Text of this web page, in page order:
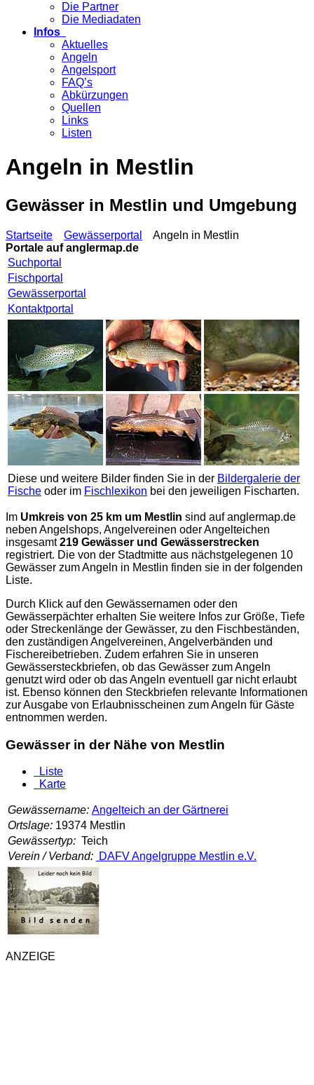
Die Partner
Die Mediadaten
Infos
Aktuelles
Angeln
Angelsport
FAQ’s
Abkürzungen
Quellen
Links
Listen
Angeln in Mestlin
Gewässer in Mestlin und Umgebung
Startseite Gewässerportal
Angeln in Mestlin
Portale aufanglermap.de
Suchportal
Fischportal
Gewässerportal
Kontaktportal
Diese und weitere Bilder finden Sie in der Bildergalerie der
Fische oder im Fischlexikon bei den jeweiligen Fischarten.
Im Umkreis von 25 km um Mestlin sind aufanglermap.de
neben Angelshops, Angelvereinen oder Angelteichen
insgesamt219 Gewässer und Gewässerstrecken
registriert. Die von der Stadtmitte aus nächstgelegenen 10
Gewässer zum Angeln in Mestlin finden sie in der folgenden
Liste.
Durch Klick auf den Gewässernamen oder den
Gewässerpächter erhalten Sie weitere Infos zur Größe, Tiefe
oder Streckenlänge der Gewässer, zu den Fischbeständen,
den zuständigen Angelvereinen, Angelverbänden und
Fischereibetrieben. Zudem erfahren Sie in unseren
Gewässersteckbriefen, ob das Gewässer zum Angeln
genutzt wird oder ob das Angeln eventuell gar nicht erlaubt
ist. Ebenso können den Steckbriefen relevante Informationen
zur Ausgabe von Erlaubnisscheinen zum Angeln für Gäste
entnommen werden.
Gewässer in der Nähe von Mestlin
Liste
Karte
Gewässername: Angelteich an der Gärtnerei
Ortslage: 19374 Mestlin
Gewässertyp: Teich
Verein / Verband: DAFV Angelgruppe Mestlin e.V.
ANZEIGE